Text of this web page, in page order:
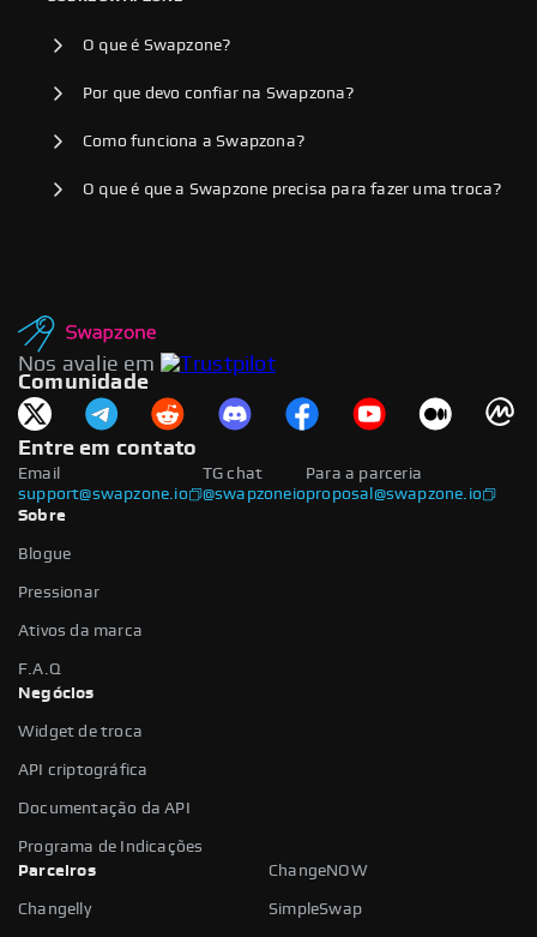
O que é Swapzone?
Por que devo confiar na Swapzona?
Como funciona a Swapzona?
O que é que a Swapzone precisa para fazer uma troca?
Nos avalie em
Comunidade
Entre em contato
Email
support@swapzone.io
Para a parceria
proposal@swapzone.io
TG chat
@swapzoneio
Sobre
Blogue
Pressionar
Ativos da marca
F.A.Q
Negócios
Widget de troca
API criptográfica
Documentação da API
Programa de Indicações
Parceiros
ChangeNOW
Changelly SimpleSwap